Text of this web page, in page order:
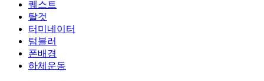
퀘스트
탈것
터미네이터
텀블러
폰배경
하체운동